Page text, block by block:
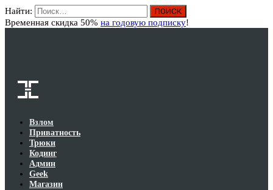
Найти:
Временная скидка 50% на годовую подписку!
Взлом
Приватность
Трюки
Кодинг
Админ
Geek
Магазин